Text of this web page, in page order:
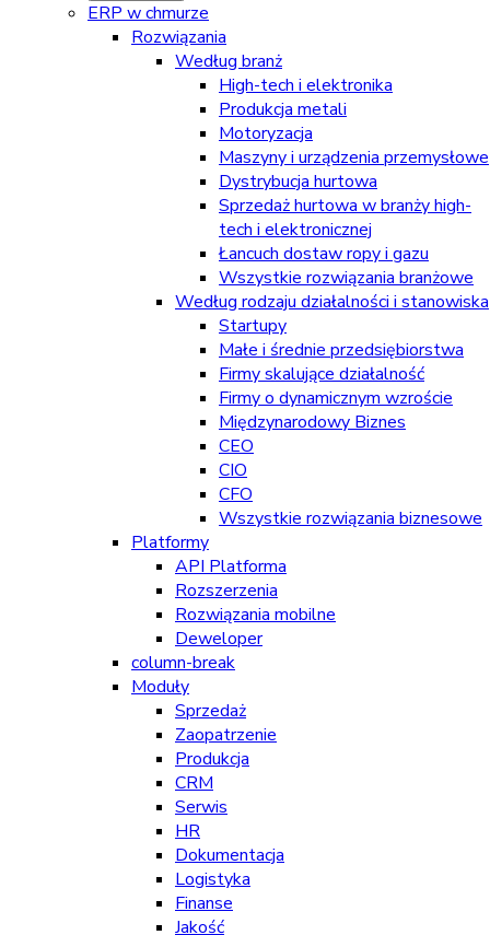
ERP w chmurze
Rozwiązania
Według branż
High-tech i elektronika
Produkcja metali
Motoryzacja
Maszyny i urządzenia przemysłowe
Dystrybucja hurtowa
Sprzedaż hurtowa w branży high-
tech i elektronicznej
Łancuch dostaw ropy i gazu
Wszystkie rozwiązania branżowe
Według rodzaju działalności i stanowiska
Startupy
Małe i średnie przedsiębiorstwa
Firmy skalujące działalność
Firmy o dynamicznym wzroście
Międzynarodowy Biznes
CEO
CIO
CFO
Wszystkie rozwiązania biznesowe
Platformy
API Platforma
Rozszerzenia
Rozwiązania mobilne
Deweloper
column-break
Moduły
Sprzedaż
Zaopatrzenie
Produkcja
CRM
Serwis
HR
Dokumentacja
Logistyka
Finanse
Jakość